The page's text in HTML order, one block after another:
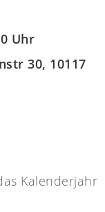
Uhr
30, 10117
Kalenderjahr